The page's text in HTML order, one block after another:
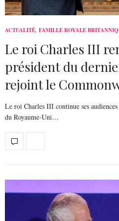
ACTUALITÉ, FAMILLE ROYALE
Le roi Charles III
président du
rejoint le
Le roi Charles III continue ses
du Royaume-Uni…